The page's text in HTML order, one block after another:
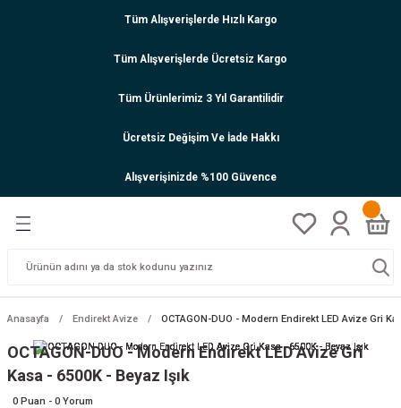
Tüm Alışverişlerde Hızlı Kargo
Tüm Alışverişlerde Ücretsiz Kargo
Tüm Ürünlerimiz 3 Yıl Garantilidir
Ücretsiz Değişim Ve İade Hakkı
Alışverişinizde %100 Güvence
Anasayfa Endirekt Avize OCTAGON-DUO - Modern Endirekt LED Avize Gri
OCTAGON-DUO - Modern Endirekt LED Avize Gri
Kasa - 6500K - Beyaz Işık
0 Puan - 0 Yorum